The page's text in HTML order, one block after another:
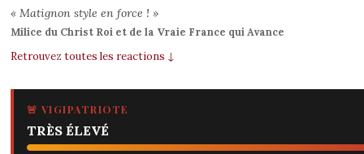
« Matignon style en force ! »
Milice du Christ Roi et de la Vraie France qui Avance
Retrouvez toutes les reactions ↓
🚨 VIGIPATRIOTE
TRÈS ÉLEVÉ